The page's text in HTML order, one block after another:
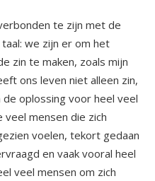
te zijn met de
we zijn er om het
zin te maken, zoals mijn
ons leven niet alleen zin,
oplossing voor heel veel
mensen die zich
voelen, tekort gedaan
en vaak vooral heel
veel mensen om zich